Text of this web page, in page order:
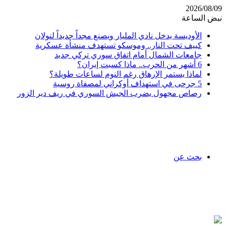
2026/08/09
نبض الساعة
الأوديسة يدخل نادي المليار ويصنع مجداً جديداً لنولان
كييف تحت النار.. وموسكو تستهدف منشأة عسكرية
جامعات الشمال أمام اتفاق سوري تركي جديد
6 أشهر من الحرب.. ماذا كسبت إيران؟
لماذا يستمر الإرهاق رغم النوم لساعات طويلة؟
5 جرحى في استهداف أوكراني لمصفاة روسية
رصاص مجهول يضرب الجيش السوري في ريف دير الزور
بحث عن